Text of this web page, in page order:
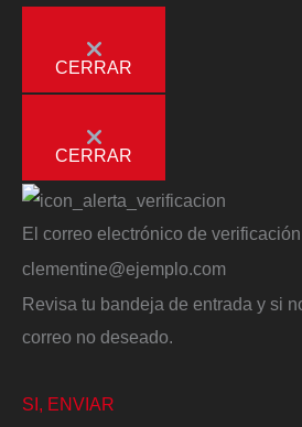
CERRAR
CERRAR
El correo electrónico de
clementine@ejemplo.com
Revisa tu bandeja de entrada y si
correo no deseado.
SI, ENVIAR